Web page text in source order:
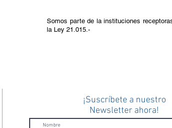
Somos parte de la instituciones
la Ley 21.015.-
¡Suscríbete a nuestro
Newsletter ahora!